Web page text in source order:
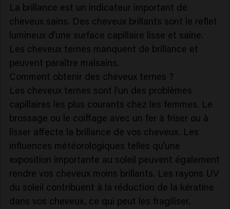
La brillance est un indicateur important de
cheveux sains. Des cheveux brillants sont le reflet
lumineux d’une surface capillaire lisse et saine.
Les cheveux ternes manquent de brillance et
peuvent paraître malsains.
Comment obtenir des cheveux ternes ?
Les cheveux ternes sont l’un des problèmes
capillaires les plus courants chez les femmes. Le
brossage ou le coiffage avec un fer à friser ou à
lisser affecte la brillance de vos cheveux. Les
influences météorologiques telles qu’une
exposition importante au soleil peuvent également
rendre vos cheveux moins brillants. Les rayons UV
du soleil contribuent à la réduction de la kératine
dans vos cheveux, ce qui peut les fragiliser.